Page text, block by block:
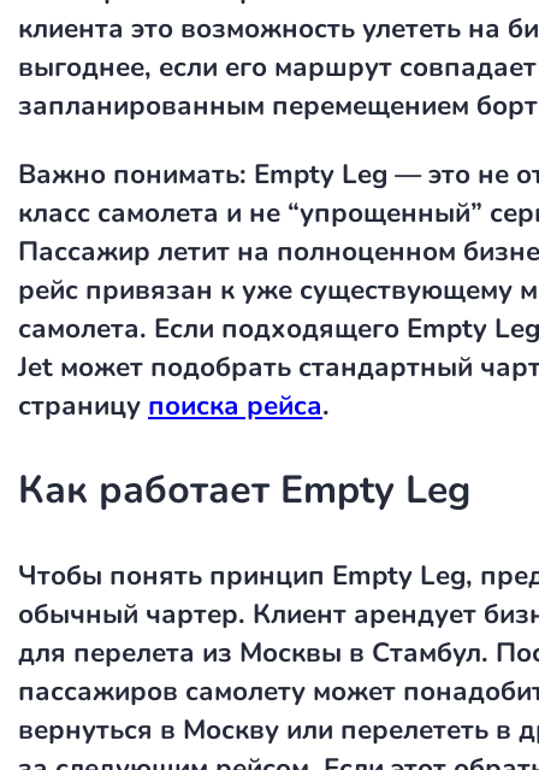
клиента это возможность улететь на
выгоднее, если его маршрут
запланированным перемещением
Важно понимать: Empty Leg — это не
класс самолета и не “упрощенный”
Пассажир летит на полноценном
рейс привязан к уже существующему
самолета. Если подходящего Empty
Jet может подобрать стандартный
страницу поиска рейса.
Как работает Empty Leg
Чтобы понять принцип Empty Leg,
обычный чартер. Клиент арендует
для перелета из Москвы в Стамбул.
пассажиров самолету может
вернуться в Москву или перелететь в